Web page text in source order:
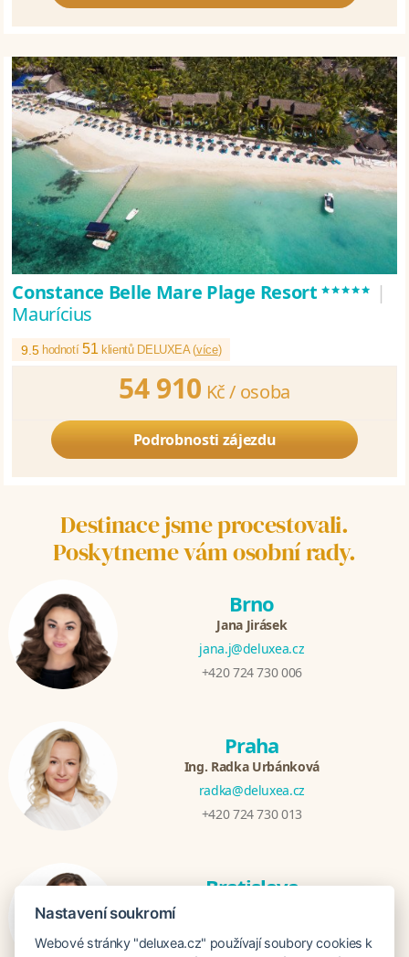
Constance Belle Mare Plage Resort***** |
Maurícius
9.5 hodnotí51klientů DELUXEA (více)
54 910 Kč / osoba
Podrobnosti zájezdu
Destinace jsme procestovali.
Poskytneme vám osobní rady.
Brno
Jana Jirásek
jana.j@deluxea.cz
+420 724 730 006
Praha
Ing. Radka Urbánková
radka@deluxea.cz
+420 724 730 013
Bratislava
Nastavení soukromí
Webové stránky "deluxea.cz" používají soubory cookies k